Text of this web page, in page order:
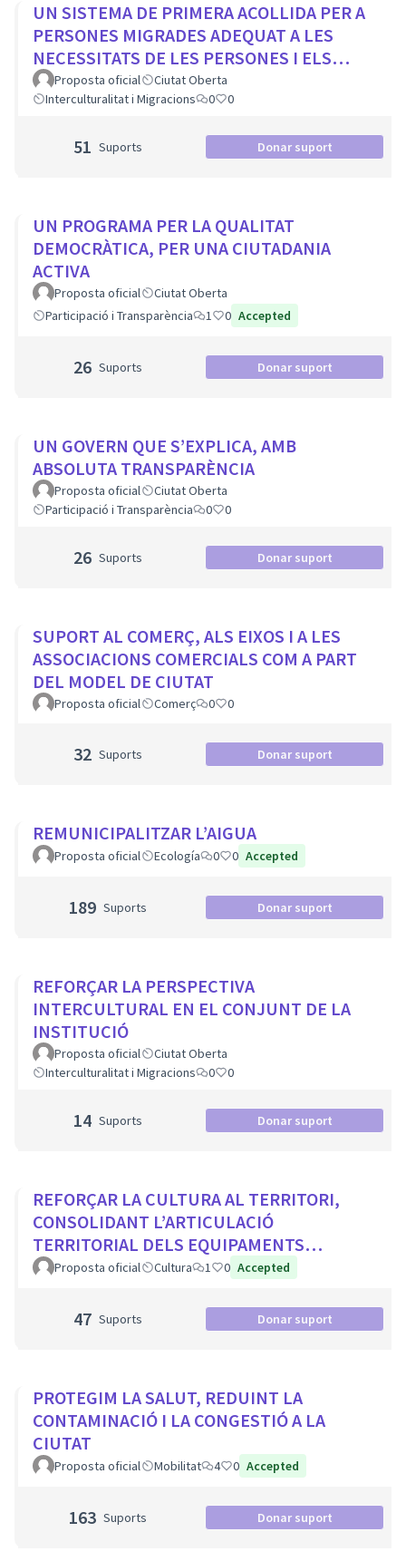
UN SISTEMA DE PRIMERA ACOLLIDA PER A
PERSONES MIGRADES ADEQUAT A LES
NECESSITATS DE LES PERSONES I ELS
MUNICIPIS
Proposta oficial
Ciutat Oberta
Interculturalitat i Migracions
0 0
51 Suports Donar suport
UN PROGRAMA PER LA QUALITAT
DEMOCRÀTICA, PER UNA CIUTADANIA
ACTIVA
Proposta oficial
Ciutat Oberta
Participació i Transparència
1 0 Accepted
26 Suports Donar suport
UN GOVERN QUE S’EXPLICA, AMB
ABSOLUTA TRANSPARÈNCIA
Proposta oficial
Ciutat Oberta
Participació i Transparència
0 0
26 Suports Donar suport
SUPORT AL COMERÇ, ALS EIXOS I A LES
ASSOCIACIONS COMERCIALS COM A PART
DEL MODEL DE CIUTAT
Proposta oficial Comerç 0 0
32 Suports Donar suport
REMUNICIPALITZAR L’AIGUA
Proposta oficial Ecología 0 0 Accepted
189 Suports Donar suport
REFORÇAR LA PERSPECTIVA
INTERCULTURAL EN EL CONJUNT DE LA
INSTITUCIÓ
Proposta oficial
Ciutat Oberta
Interculturalitat i Migracions
0 0
14 Suports Donar suport
REFORÇAR LA CULTURA AL TERRITORI,
CONSOLIDANT L’ARTICULACIÓ
TERRITORIAL DELS EQUIPAMENTS
CULTURALS I ELS PROJECTES
Proposta oficial Cultura 1 0 Accepted
47 Suports Donar suport
PROTEGIM LA SALUT, REDUINT LA
CONTAMINACIÓ I LA CONGESTIÓ A LA
CIUTAT
Proposta oficial Mobilitat 4 0 Accepted
163 Suports Donar suport